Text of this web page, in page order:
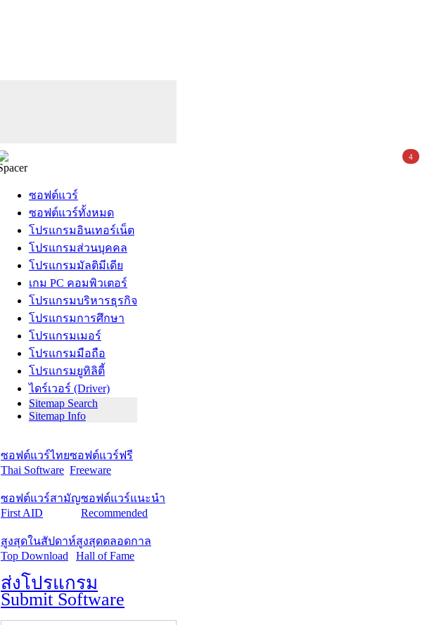
ซอฟต์แวร์
ซอฟต์แวร์ทั้งหมด
โปรแกรมอินเทอร์เน็ต
โปรแกรมส่วนบุคคล
โปรแกรมมัลติมีเดีย
เกม PC คอมพิวเตอร์
โปรแกรมบริหารธุรกิจ
โปรแกรมการศึกษา
โปรแกรมเมอร์
โปรแกรมมือถือ
โปรแกรมยูทิลิตี้
ไดร์เวอร์ (Driver)
Sitemap Search
Sitemap Info
ซอฟต์แวร์ไทย
Thai Software
ซอฟต์แวร์ฟรี
Freeware
ซอฟต์แวร์สามัญ
First AID
ซอฟต์แวร์แนะนำ
Recommended
สูงสุดในสัปดาห์
Top Download
สูงสุดตลอดกาล
Hall of Fame
ส่งโปรแกรม
Submit Software
4